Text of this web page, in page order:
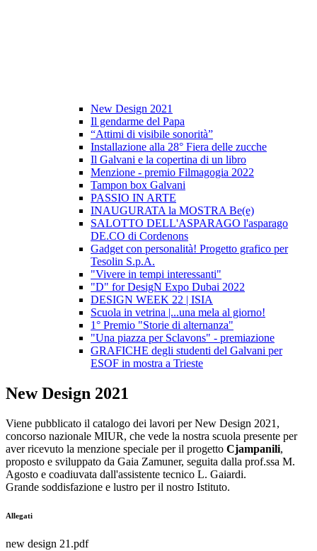
New Design 2021
Il gendarme del Papa
“Attimi di visibile sonorità”
Installazione alla 28° Fiera delle zucche
Il Galvani e la copertina di un libro
Menzione - premio Filmagogia 2022
Tampon box Galvani
PASSIO IN ARTE
INAUGURATA la MOSTRA Be(e)
SALOTTO DELL'ASPARAGO l'asparago
DE.CO di Cordenons
Gadget con personalità! Progetto grafico per
Tesolin S.p.A.
"Vivere in tempi interessanti"
"D" for DesigN Expo Dubai 2022
DESIGN WEEK 22 | ISIA
Scuola in vetrina |...una mela al giorno!
1° Premio "Storie di alternanza"
"Una piazza per Sclavons" - premiazione
GRAFICHE degli studenti del Galvani per
ESOF in mostra a Trieste
New Design 2021
Viene pubblicato il catalogo dei lavori per New Design 2021,
concorso nazionale MIUR, che vede la nostra scuola presente per
aver ricevuto la menzione speciale per il progetto Cjampanili,
proposto e sviluppato da Gaia Zamuner, seguita dalla prof.ssa M.
Agosto e coadiuvata dall'assistente tecnico L. Gaiardi.
Grande soddisfazione e lustro per il nostro Istituto.
Allegati
new design 21.pdf